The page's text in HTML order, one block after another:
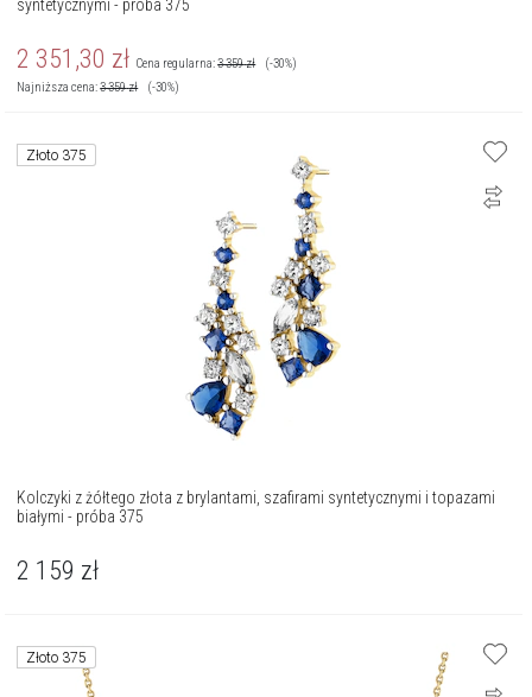
syntetycznymi - próba 375
2 351,30 zł Cena regularna:3 359zł
(-30%)
Najniższa cena:3 359zł (-30%)
Złoto 375
Kolczyki z żółtego złota z brylantami, szafirami syntetycznymi i topazami
białymi - próba 375
2 159 zł
Złoto 375